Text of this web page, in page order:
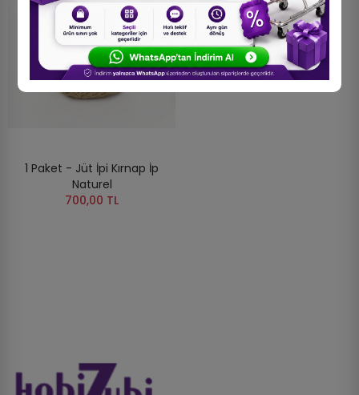
1 Paket - Jüt İpi Kırnap İp
Naturel
700,00 TL